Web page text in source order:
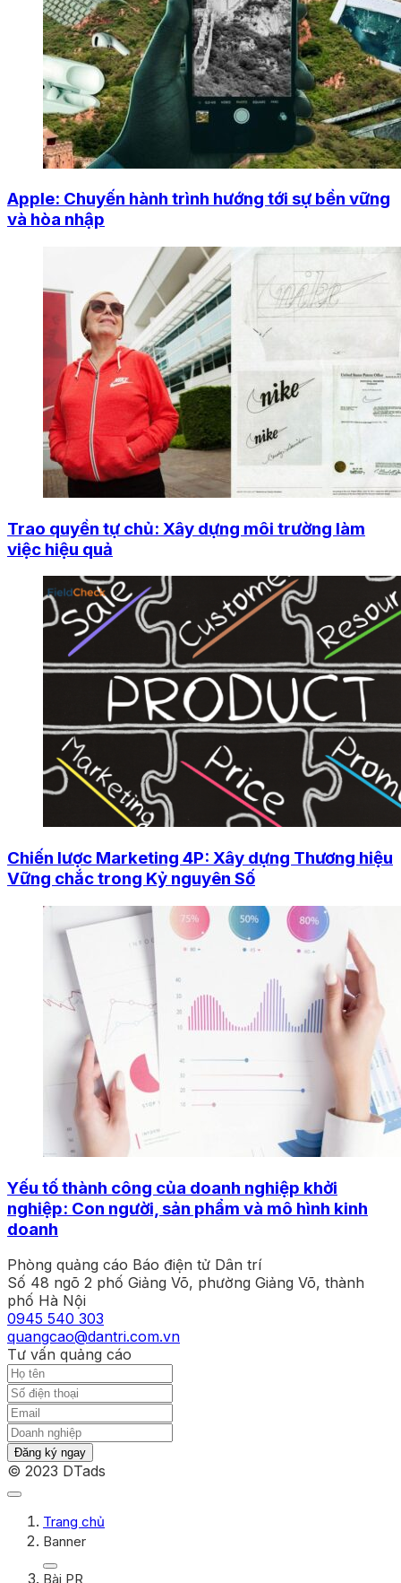
Apple: Chuyến hành trình hướng tới sự bền vững
và hòa nhập
Trao quyền tự chủ: Xây dựng môi trường làm
việc hiệu quả
Chiến lược Marketing 4P: Xây dựng Thương hiệu
Vững chắc trong Kỷ nguyên Số
Yếu tố thành công của doanh nghiệp khởi
nghiệp: Con người, sản phẩm và mô hình kinh
doanh
Phòng quảng cáo Báo điện tử Dân trí
Số 48 ngõ 2 phố Giảng Võ, phường Giảng Võ, thành
phố Hà Nội
0945 540 303
quangcao@dantri.com.vn
Tư vấn quảng cáo
Đăng ký ngay
© 2023 DTads
Trang chủ
Banner
Bài PR